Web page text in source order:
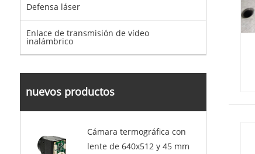
Defensa láser
Enlace de transmisión de vídeo
inalámbrico
nuevos productos
Cámara termográfica con
lente de 640x512 y 45 mm